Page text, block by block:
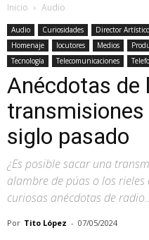
Inicio Audio
Audio Curiosidades Director Artístico
Homenaje
locutores Medios
Tecnología
Telecomunicaciones
Anécdotas de
siglo pasado
¿Es posible sacar una
alambre de púas o los
curiosas anécdotas de
Por Tito López - 07/05/2024